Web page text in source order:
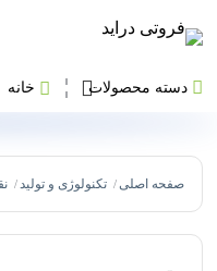
دسته محصولات خانه
صفحه اصلی / تکنولوژی و تولید /